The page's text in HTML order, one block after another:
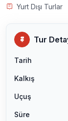
Yurt Dışı Turlar
Tur
Tarih
Kalkış
Uçuş
Süre